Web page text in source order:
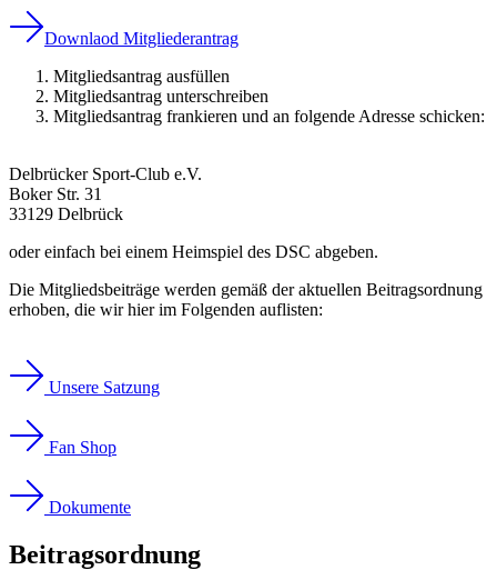
Downlaod Mitgliederantrag
Mitgliedsantrag ausfüllen
Mitgliedsantrag unterschreiben
Mitgliedsantrag frankieren und an folgende Adresse schicken:
Delbrücker Sport-Club e.V.
Boker Str. 31
33129 Delbrück
oder einfach bei einem Heimspiel des DSC abgeben.
Die Mitgliedsbeiträge werden gemäß der aktuellen Beitragsordnung
erhoben, die wir hier im Folgenden auflisten:
Unsere Satzung
Fan Shop
Dokumente
Beitragsordnung